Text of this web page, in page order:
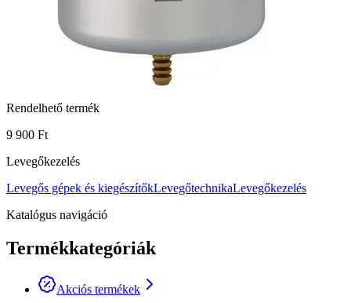
Rendelhető termék
9 900 Ft
Levegőkezelés
Levegős gépek és kiegészítőkLevegőtechnikaLevegőkezelés
Katalógus navigáció
Termékkategóriák
Akciós termékek